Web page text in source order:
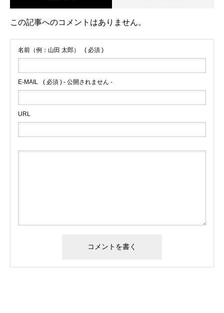
この記事へのコメントはありません。
名前（例：山田 太郎） ( 必須 )
E-MAIL ( 必須 ) - 公開されません -
URL